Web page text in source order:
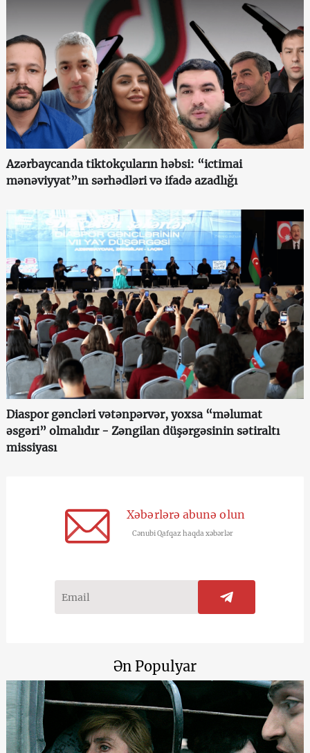
Azərbaycanda tiktokçuların həbsi: “ictimai
mənəviyyat”ın sərhədləri və ifadə azadlığı
Diaspor gəncləri vətənpərvər, yoxsa “məlumat
əsgəri” olmalıdır - Zəngilan düşərgəsinin sətiraltı
missiyası
Xəbərlərə abunə olun
Cənubi Qafqaz haqda xəbərlər
Ən Populyar